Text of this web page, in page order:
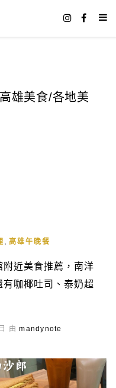
高雄午晚餐
附近美食推薦，南洋
咖椰吐司、泰奶超
由mandynote